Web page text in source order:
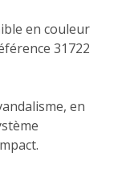
en couleur
31722
en